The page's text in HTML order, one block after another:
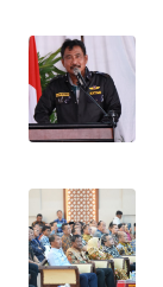
WN
SULSEL
WN
WN
SULUT